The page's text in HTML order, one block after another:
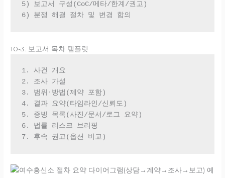
5) 보고서 구성(CoC/메타/한계/권고)
10-3. 보고서 목차 템플릿
1. 사건 개요
2. 조사 가설
3. 범위·방법(제약 포함)
4. 결과 요약(타임라인/신뢰도)
5. 증빙 목록(사진/문서/로그 요약)
6. 법률 리스크 브리핑